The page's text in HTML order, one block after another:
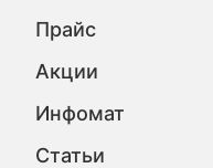
Прайс
Акции
Инфомат
Статьи